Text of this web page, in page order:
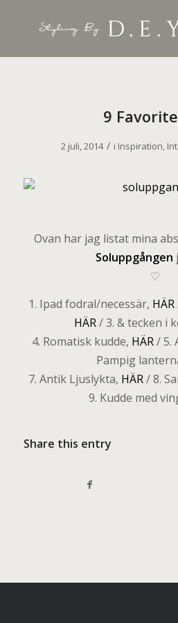
9
2 juli, 2014 / i Inspiration,
Ovan har jag listat mina
Soluppgången
♡
1. Ipad fodral/necessär, HÄR
HÄR/ 3. & tecken i
4. Romatisk kudde, HÄR/ 5.
Pampig
7. Antik Ljuslykta, HÄR/ 8.
9. Kudde med
Share this entry